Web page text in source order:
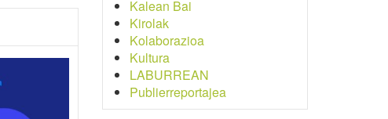
Kalean Bai
Kirolak
Kolaborazioa
Kultura
LABURREAN
Publierreportajea